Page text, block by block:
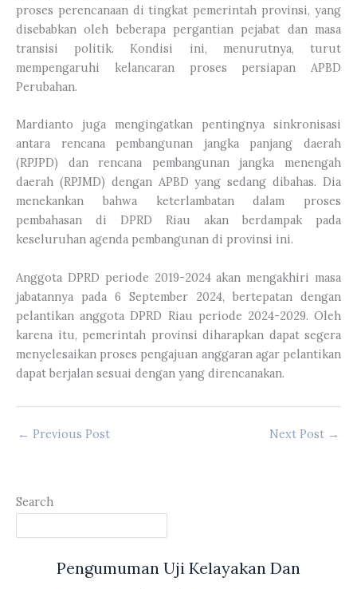
proses perencanaan di tingkat pemerintah provinsi, yang
disebabkan oleh beberapa pergantian pejabat dan masa
transisi politik. Kondisi ini, menurutnya, turut
mempengaruhi kelancaran proses persiapan APBD
Perubahan.
Mardianto juga mengingatkan pentingnya sinkronisasi
antara rencana pembangunan jangka panjang daerah
(RPJPD) dan rencana pembangunan jangka menengah
daerah (RPJMD) dengan APBD yang sedang dibahas. Dia
menekankan bahwa keterlambatan dalam proses
pembahasan di DPRD Riau akan berdampak pada
keseluruhan agenda pembangunan di provinsi ini.
Anggota DPRD periode 2019-2024 akan mengakhiri masa
jabatannya pada 6 September 2024, bertepatan dengan
pelantikan anggota DPRD Riau periode 2024-2029. Oleh
karena itu, pemerintah provinsi diharapkan dapat segera
menyelesaikan proses pengajuan anggaran agar pelantikan
dapat berjalan sesuai dengan yang direncanakan.
← Previous Post Next Post →
Search
Pengumuman Uji Kelayakan Dan